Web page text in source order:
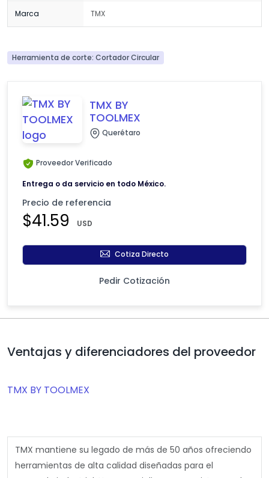
Marca TMX
Herramienta de corte: Cortador Circular
TMX BY
TOOLMEX
Querétaro
Proveedor Verificado
Entrega o da servicio en todo México.
Precio de referencia
$41.59 USD
Cotiza Directo
Pedir Cotización
Ventajas y diferenciadores del proveedor
TMX BY TOOLMEX
TMX mantiene su legado de más de 50 años ofreciendo
herramientas de alta calidad diseñadas para el